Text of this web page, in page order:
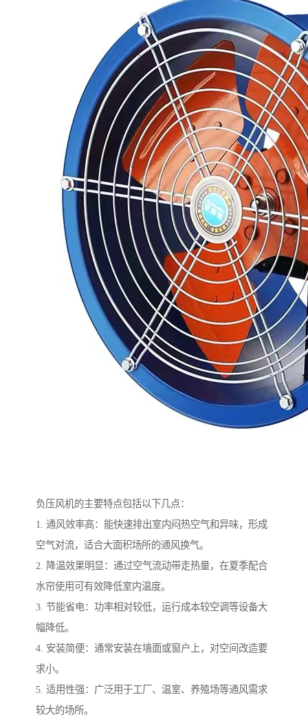
负压风机的主要特点包括以下几点：
1. 通风效率高：能快速排出室内闷热空气和异味，形成
空气对流，适合大面积场所的通风换气。
2. 降温效果明显：通过空气流动带走热量，在夏季配合
水帘使用可有效降低室内温度。
3. 节能省电：功率相对较低，运行成本较空调等设备大
幅降低。
4. 安装简便：通常安装在墙面或窗户上，对空间改造要
求小。
5. 适用性强：广泛用于工厂、温室、养殖场等通风需求
较大的场所。